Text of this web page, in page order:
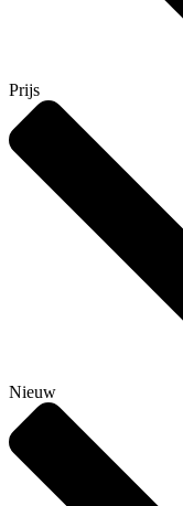
Prijs
Nieuw